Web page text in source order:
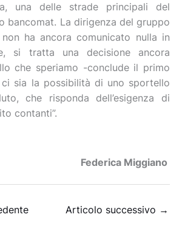
una delle strade principali del
bancomat. La dirigenza del gruppo
ha ancora comunicato nulla in
si tratta una decisione ancora
che speriamo -conclude il primo
sia la possibilità di uno sportello
che risponda dell’esigenza di
contanti”.
Federica Miggiano
Articolo successivo →